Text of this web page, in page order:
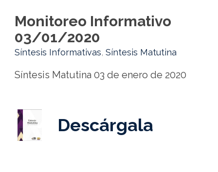
Monitoreo Informativo
03/01/2020
Síntesis Informativas, Síntesis Matutina
Síntesis Matutina 03 de enero de 2020
Descárgala